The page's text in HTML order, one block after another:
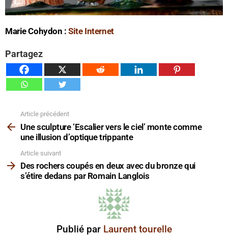
Marie Cohydon :Site Internet
Partagez
plus
Article précédent
Une sculpture ‘Escalier vers le ciel’ monte comme
une illusion d’optique trippante
Article suivant
Des rochers coupés en deux avec du bronze qui
s’étire dedans par Romain Langlois
Publié par Laurent tourelle